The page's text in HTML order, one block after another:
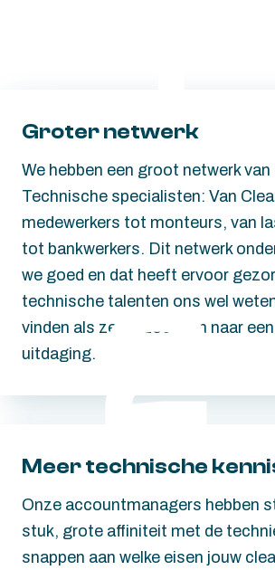
Groter netwerk
We hebben een groot netwerk van
Technische specialisten: Van
medewerkers tot monteurs, van
tot bankwerkers. Dit netwerk
we goed en dat heeft ervoor
technische talenten ons wel
vinden als ze op zoek zijn naar
uitdaging.
Meer technische
Onze accountmanagers hebben
stuk, grote affiniteit met de
snappen aan welke eisen jouw